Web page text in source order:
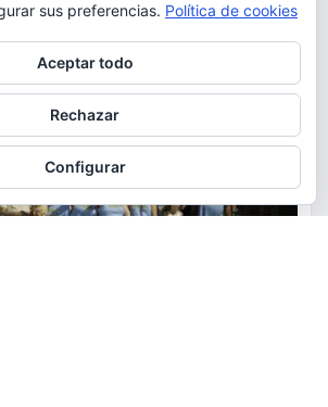
sus preferencias. Política de cookies
Aceptar todo
Rechazar
Configurar
incluido cómo gestionar las cookies,